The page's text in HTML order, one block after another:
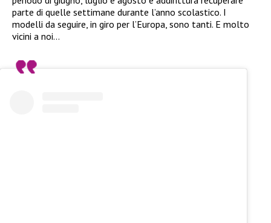
parte di quelle settimane durante l’anno scolastico. I
modelli da seguire, in giro per l’Europa, sono tanti. E molto
vicini a noi…